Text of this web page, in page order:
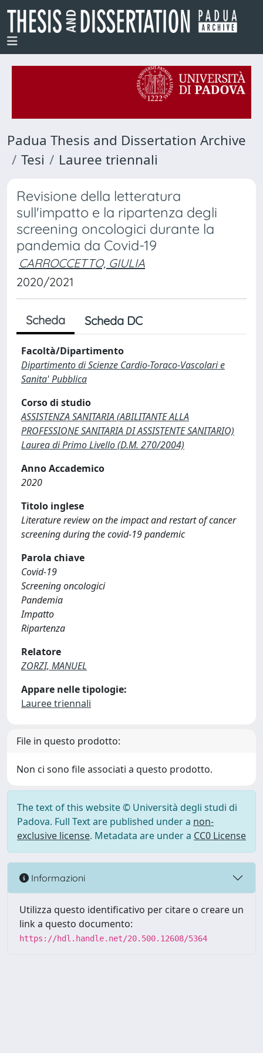
Padua Thesis and Dissertation Archive
Tesi
Lauree triennali
Revisione della letteratura
sull'impatto e la ripartenza degli
screening oncologici durante la
pandemia da Covid-19
CARROCCETTO, GIULIA
2020/2021
Scheda Scheda DC
Facoltà/Dipartimento
Dipartimento di Scienze Cardio-Toraco-Vascolari e
Sanita' Pubblica
Corso di studio
ASSISTENZA SANITARIA (ABILITANTE ALLA
PROFESSIONE SANITARIA DI ASSISTENTE SANITARIO)
Laurea di Primo Livello (D.M. 270/2004)
Anno Accademico
2020
Titolo inglese
Literature review on the impact and restart of cancer
screening during the covid-19 pandemic
Parola chiave
Covid-19
Screening oncologici
Pandemia
Impatto
Ripartenza
Relatore
ZORZI, MANUEL
Appare nelle tipologie:
Lauree triennali
File in questo prodotto:
Non ci sono file associati a questo prodotto.
The text of this website © Università degli studi di
Padova. Full Text are published under a non-
exclusive license. Metadata are under a CC0 License
Informazioni
Utilizza questo identificativo per citare o creare un
link a questo documento:
https://hdl.handle.net/20.500.12608/5364